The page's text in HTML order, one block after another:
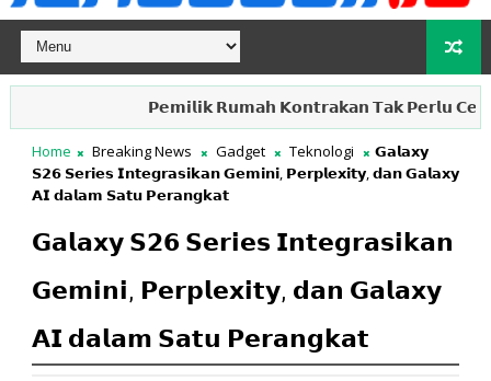
𝗣𝗲𝗺𝗶𝗹𝗶𝗸 𝗥𝘂𝗺𝗮𝗵 𝗞𝗼𝗻𝘁𝗿𝗮𝗸𝗮𝗻 𝗧𝗮𝗸 𝗣𝗲𝗿𝗹𝘂 𝗖𝗲𝗺𝗮𝘀,
Home Breaking News Gadget Teknologi
𝗚𝗮𝗹𝗮𝘅𝘆
𝗦𝟮𝟲 𝗦𝗲𝗿𝗶𝗲𝘀 𝗜𝗻𝘁𝗲𝗴𝗿𝗮𝘀𝗶𝗸𝗮𝗻 𝗚𝗲𝗺𝗶𝗻𝗶, 𝗣𝗲𝗿𝗽𝗹𝗲𝘅𝗶𝘁𝘆, 𝗱𝗮𝗻 𝗚𝗮𝗹𝗮𝘅𝘆
𝗔𝗜 𝗱𝗮𝗹𝗮𝗺 𝗦𝗮𝘁𝘂 𝗣𝗲𝗿𝗮𝗻𝗴𝗸𝗮𝘁
𝗚𝗮𝗹𝗮𝘅𝘆 𝗦𝟮𝟲 𝗦𝗲𝗿𝗶𝗲𝘀 𝗜𝗻𝘁𝗲𝗴𝗿𝗮𝘀𝗶𝗸𝗮𝗻
𝗚𝗲𝗺𝗶𝗻𝗶, 𝗣𝗲𝗿𝗽𝗹𝗲𝘅𝗶𝘁𝘆, 𝗱𝗮𝗻 𝗚𝗮𝗹𝗮𝘅𝘆
𝗔𝗜 𝗱𝗮𝗹𝗮𝗺 𝗦𝗮𝘁𝘂 𝗣𝗲𝗿𝗮𝗻𝗴𝗸𝗮𝘁